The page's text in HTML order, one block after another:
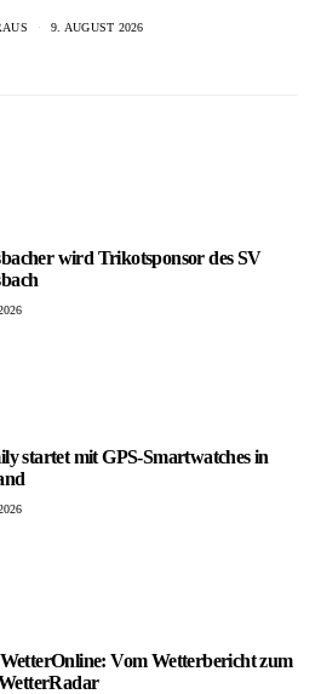
9. AUGUST 2026
wird Trikotsponsor des SV
startet mit GPS-Smartwatches in
Vom Wetterbericht zum